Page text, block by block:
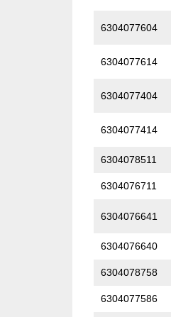
6304077604
6304077614
6304077404
6304077414
6304078511
6304076711
6304076641
6304076640
6304078758
6304077586